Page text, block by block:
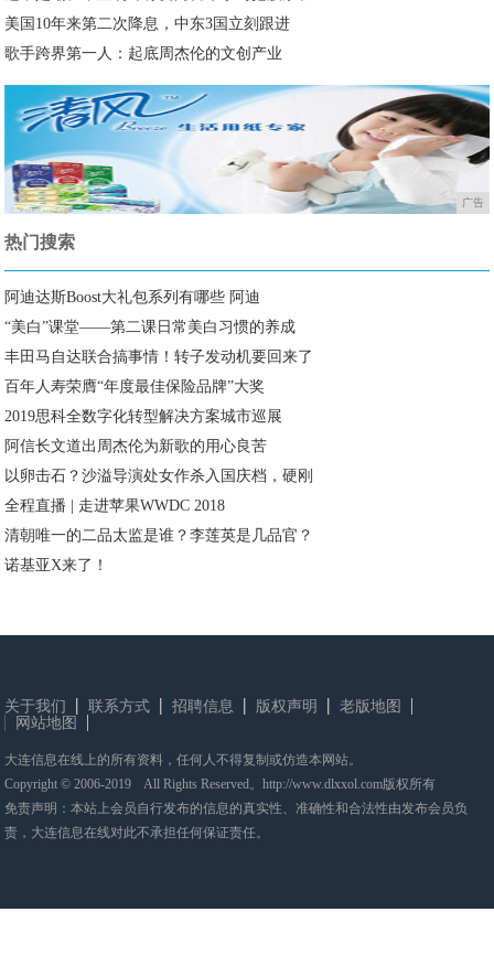
美国10年来第二次降息，中东3国立刻跟进
歌手跨界第一人：起底周杰伦的文创产业
广告
热门搜索
阿迪达斯Boost大礼包系列有哪些 阿迪
“美白”课堂——第二课日常美白习惯的养成
丰田马自达联合搞事情！转子发动机要回来了
百年人寿荣膺“年度最佳保险品牌”大奖
2019思科全数字化转型解决方案城市巡展
阿信长文道出周杰伦为新歌的用心良苦
以卵击石？沙溢导演处女作杀入国庆档，硬刚
全程直播 | 走进苹果WWDC 2018
清朝唯一的二品太监是谁？李莲英是几品官？
诺基亚X来了！
关于我们 联系方式 招聘信息 版权声明
老版地图
网站地图
大连信息在线上的所有资料，任何人不得复制或仿造本网站。
Copyright © 2006-2019 All Rights Reserved。http://www.dlxxol.com版权所有
免责声明：本站上会员自行发布的信息的真实性、准确性和合法性由发布会员负
责，大连信息在线对此不承担任何保证责任。